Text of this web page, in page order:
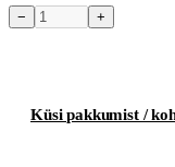
− +
Küsi pakkumist /